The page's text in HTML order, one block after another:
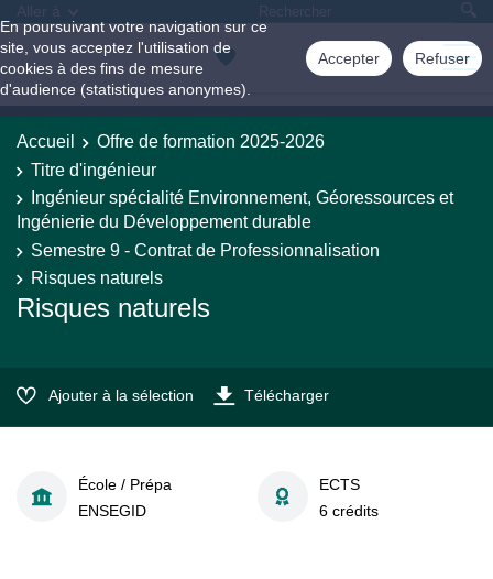
En poursuivant votre navigation sur ce
site, vous acceptez l'utilisation de
cookies à des fins de mesure
d'audience (statistiques anonymes).
Accepter Refuser
Aller à
Accueil
Offre de formation 2025-2026
Titre d'ingénieur
Ingénieur spécialité Environnement, Géoressources et
Ingénierie du Développement durable
Semestre 9 - Contrat de Professionnalisation
Risques naturels
Risques naturels
Ajouter à la sélection Télécharger
École / Prépa
ENSEGID
ECTS
6 crédits